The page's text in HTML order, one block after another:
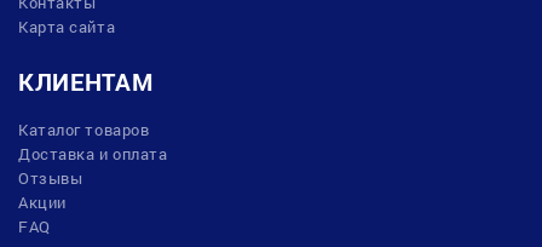
Карта сайта
КЛИЕНТАМ
Каталог товаров
Доставка и оплата
Отзывы
Акции
FAQ